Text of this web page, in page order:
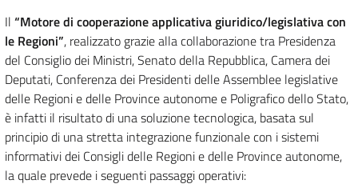
Il “Motore di cooperazione applicativa giuridico/legislativa con
le Regioni”, realizzato grazie alla collaborazione tra Presidenza
del Consiglio dei Ministri, Senato della Repubblica, Camera dei
Deputati, Conferenza dei Presidenti delle Assemblee legislative
delle Regioni e delle Province autonome e Poligrafico dello Stato,
è infatti il risultato di una soluzione tecnologica, basata sul
principio di una stretta integrazione funzionale con i sistemi
informativi dei Consigli delle Regioni e delle Province autonome,
la quale prevede i seguenti passaggi operativi: